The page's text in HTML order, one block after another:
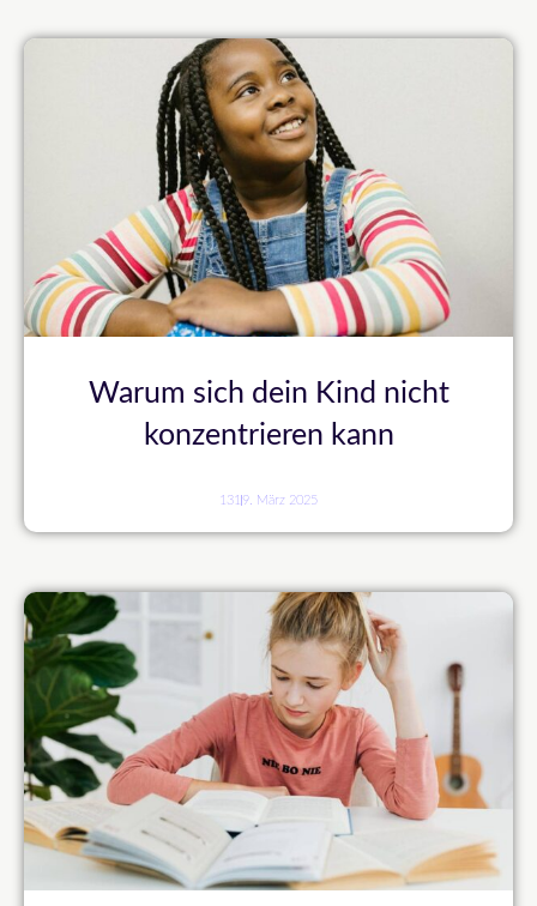
Warum sich dein Kind nicht
konzentrieren kann
131 9. März 2025